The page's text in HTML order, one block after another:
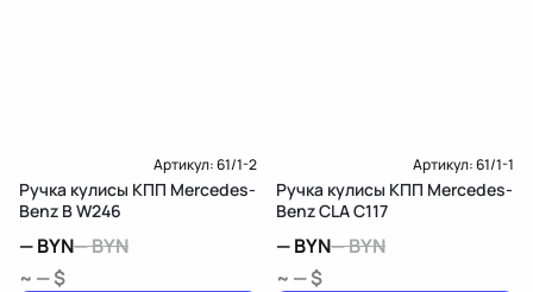
Артикул:61/1-2
Ручка кулисы КПП Mercedes-
Benz B W246
—BYN—BYN
~ — $
Артикул:61/1-1
Ручка кулисы КПП Mercedes-
Benz CLA C117
—BYN—BYN
~ — $